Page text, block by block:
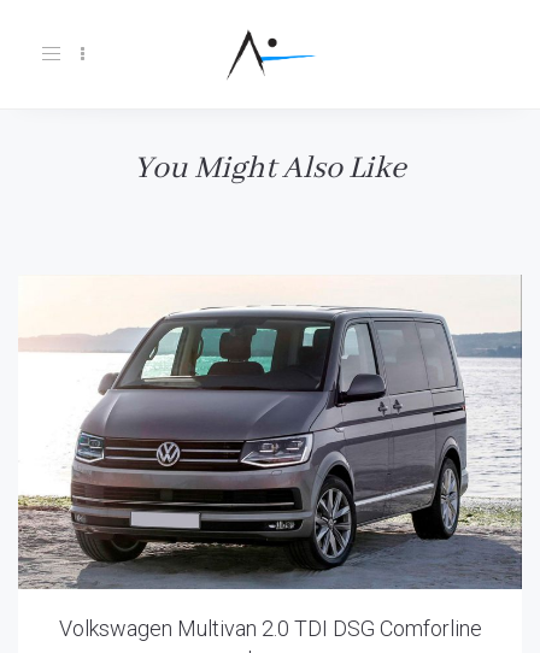
Toggle
You Might Also Like
Volkswagen Multivan 2.0 TDI DSG Comforline